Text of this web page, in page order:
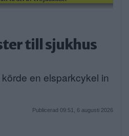
till sjukhus
en elsparkcykel in
Publicerad 09:51, 6 augusti 2026